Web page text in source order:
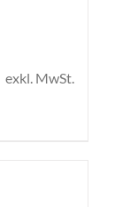
exkl. MwSt.